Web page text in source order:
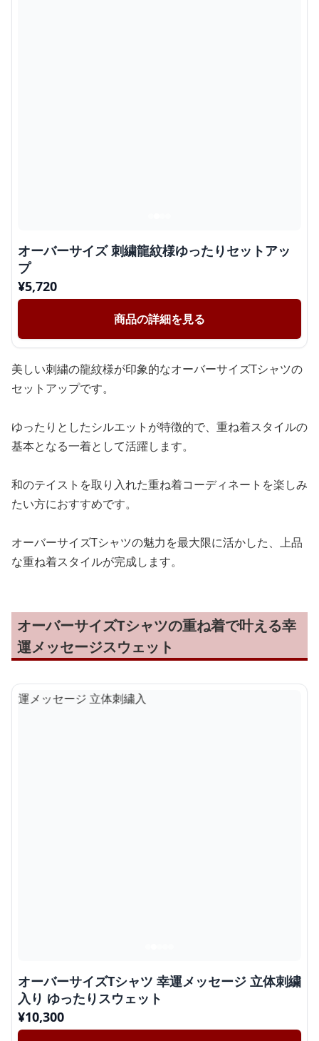
オーバーサイズ 刺繍龍紋様ゆったりセットアッ
プ
¥5,720
商品の詳細を見る
美しい刺繍の龍紋様が印象的なオーバーサイズTシャツの
セットアップです。
ゆったりとしたシルエットが特徴的で、重ね着スタイルの
基本となる一着として活躍します。
和のテイストを取り入れた重ね着コーディネートを楽しみ
たい方におすすめです。
オーバーサイズTシャツの魅力を最大限に活かした、上品
な重ね着スタイルが完成します。
オーバーサイズTシャツの重ね着で叶える幸
運メッセージスウェット
オーバーサイズTシャツ 幸運メッセージ 立体刺繍
入り ゆったりスウェット
¥10,300